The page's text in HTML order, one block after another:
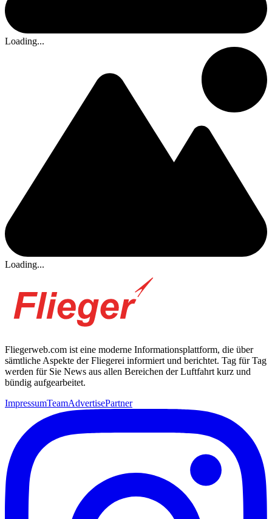
Loading...
Loading...
Fliegerweb.com ist eine moderne Informationsplattform, die über
sämtliche Aspekte der Fliegerei informiert und berichtet. Tag für Tag
werden für Sie News aus allen Bereichen der Luftfahrt kurz und
bündig aufgearbeitet.
ImpressumTeamAdvertisePartner